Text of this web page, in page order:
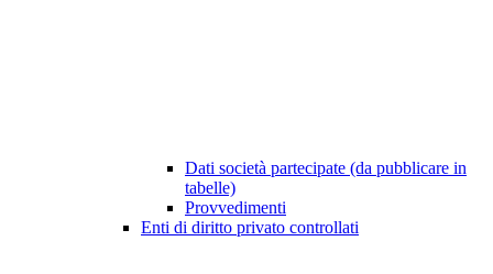
Dati società partecipate (da pubblicare in
tabelle)
Provvedimenti
Enti di diritto privato controllati